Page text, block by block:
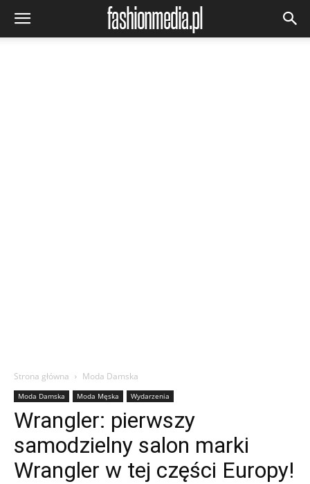
Strona główna Moda Damska
Moda Damska Moda Męska Wydarzenia
Wrangler: pierwszy
samodzielny salon marki
Wrangler w tej części Europy!